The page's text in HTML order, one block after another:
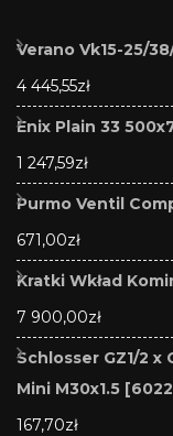
Verano Vk15-25/
4 445,55zł
Enix Plain 33
1 247,59zł
Purmo Ventil
671,00zł
Kratki Wkład
7 900,00zł
Schlosser GZ1/2 x
Mini M30x1.5
167,70zł